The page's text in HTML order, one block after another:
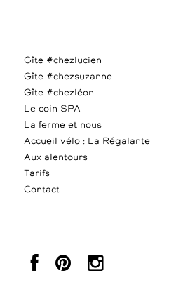
Gîte #chezlucien
Gîte #chezsuzanne
Gîte #chezléon
Le coin SPA
La ferme et nous
Accueil vélo : La Régalante
Aux alentours
Tarifs
Contact